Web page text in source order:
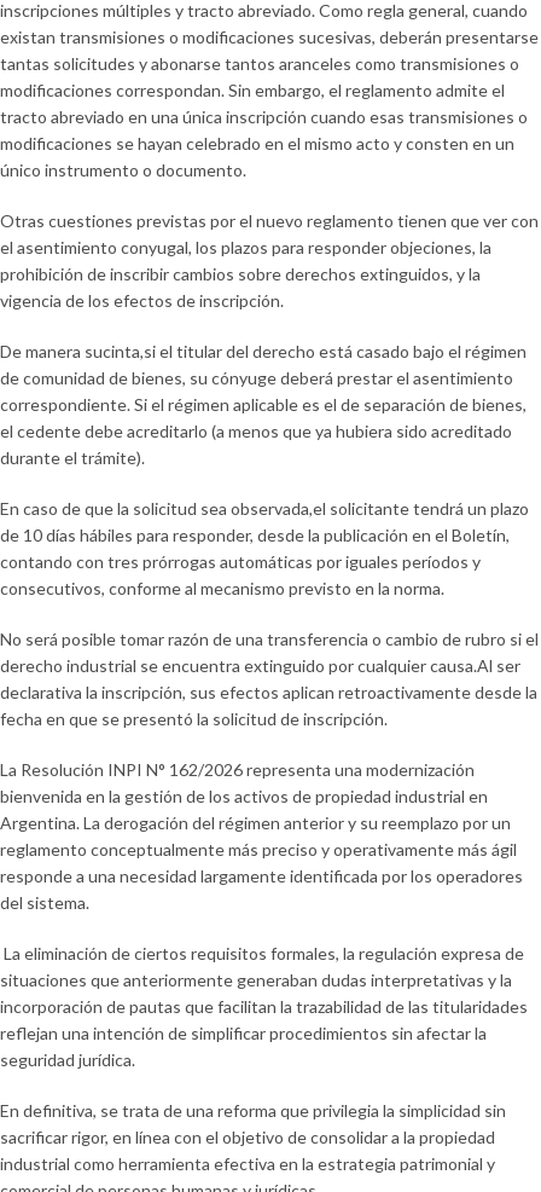
inscripciones múltiples y tracto abreviado. Como regla general, cuando
existan transmisiones o modificaciones sucesivas, deberán presentarse
tantas solicitudes y abonarse tantos aranceles como transmisiones o
modificaciones correspondan. Sin embargo, el reglamento admite el
tracto abreviado en una única inscripción cuando esas transmisiones o
modificaciones se hayan celebrado en el mismo acto y consten en un
único instrumento o documento.
Otras cuestiones previstas por el nuevo reglamento tienen que ver con
el asentimiento conyugal, los plazos para responder objeciones, la
prohibición de inscribir cambios sobre derechos extinguidos, y la
vigencia de los efectos de inscripción.
De manera sucinta,si el titular del derecho está casado bajo el régimen
de comunidad de bienes, su cónyuge deberá prestar el asentimiento
correspondiente. Si el régimen aplicable es el de separación de bienes,
el cedente debe acreditarlo (a menos que ya hubiera sido acreditado
durante el trámite).
En caso de que la solicitud sea observada,el solicitante tendrá un plazo
de 10 días hábiles para responder, desde la publicación en el Boletín,
contando con tres prórrogas automáticas por iguales períodos y
consecutivos, conforme al mecanismo previsto en la norma.
No será posible tomar razón de una transferencia o cambio de rubro si el
derecho industrial se encuentra extinguido por cualquier causa.Al ser
declarativa la inscripción, sus efectos aplican retroactivamente desde la
fecha en que se presentó la solicitud de inscripción.
La Resolución INPI N° 162/2026 representa una modernización
bienvenida en la gestión de los activos de propiedad industrial en
Argentina. La derogación del régimen anterior y su reemplazo por un
reglamento conceptualmente más preciso y operativamente más ágil
responde a una necesidad largamente identificada por los operadores
del sistema.
La eliminación de ciertos requisitos formales, la regulación expresa de
situaciones que anteriormente generaban dudas interpretativas y la
incorporación de pautas que facilitan la trazabilidad de las titularidades
reflejan una intención de simplificar procedimientos sin afectar la
seguridad jurídica.
En definitiva, se trata de una reforma que privilegia la simplicidad sin
sacrificar rigor, en línea con el objetivo de consolidar a la propiedad
industrial como herramienta efectiva en la estrategia patrimonial y